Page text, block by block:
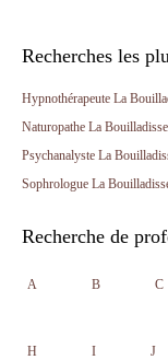
Recherches les
Hypnothérapeute La
Naturopathe La Bouilladisse
Psychanalyste La
Sophrologue La
Recherche de
A B C
H I J